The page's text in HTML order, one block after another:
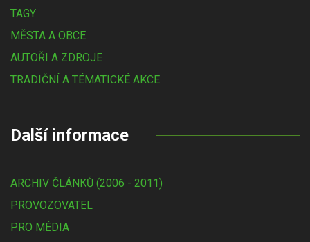
TAGY
MĚSTA A OBCE
AUTOŘI A ZDROJE
TRADIČNÍ A TÉMATICKÉ AKCE
Další informace
ARCHIV ČLÁNKŮ (2006 - 2011)
PROVOZOVATEL
PRO MÉDIA